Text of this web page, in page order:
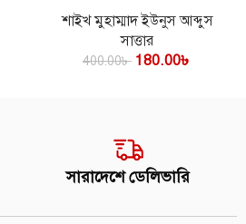
শাইখ মুহাম্মাদ ইউনুস আব্দুস
সাত্তার
400.00৳ 180.00৳
সারাদেশে ডেলিভারি